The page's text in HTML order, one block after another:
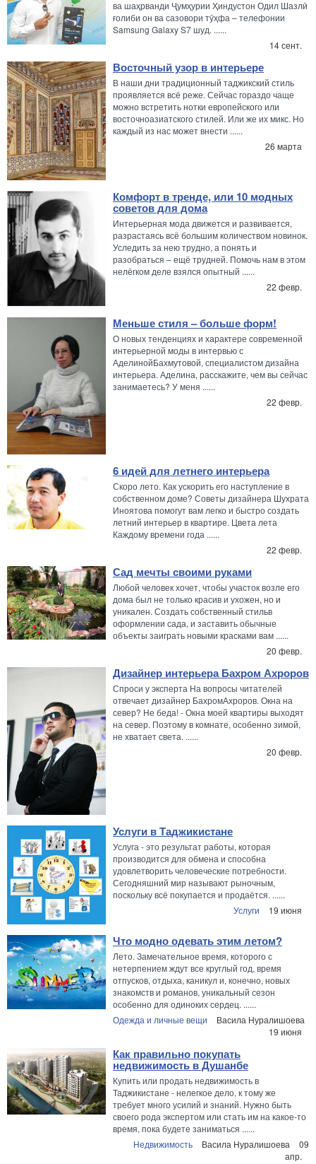
ва шаҳрванди Ҷумҳурии Ҳиндустон Одил Шазлӣ
ғолиби он ва сазовори тӯҳфа – телефонии
Samsung Galaxy S7 шуд. ......
14 сент.
Восточный узор в интерьере
В наши дни традиционный таджикский стиль
проявляется всё реже. Сейчас гораздо чаще
можно встретить нотки европейского или
восточноазиатского стилей. Или же их микс. Но
каждый из нас может внести ......
26 марта
Комфорт в тренде, или 10 модных
советов для дома
Интерьерная мода движется и развивается,
разрастаясь всё большим количеством новинок.
Уследить за нею трудно, а понять и
разобраться – ещё трудней. Помочь нам в этом
нелёгком деле взялся опытный ......
22 февр.
Меньше стиля – больше форм!
О новых тенденциях и характере современной
интерьерной моды в интервью с
АделинойБахмутовой, специалистом дизайна
интерьера. Аделина, расскажите, чем вы сейчас
занимаетесь? У меня ......
22 февр.
6 идей для летнего интерьера
Скоро лето. Как ускорить его наступление в
собственном доме? Советы дизайнера Шухрата
Иноятова помогут вам легко и быстро создать
летний интерьер в квартире. Цвета лета
Каждому времени года ......
22 февр.
Сад мечты своими руками
Любой человек хочет, чтобы участок возле его
дома был не только красив и ухожен, но и
уникален. Создать собственный стильв
оформлении сада, и заставить обычные
объекты заиграть новыми красками вам ......
20 февр.
Дизайнер интерьера Бахром Ахроров
Спроси у эксперта На вопросы читателей
отвечает дизайнер БахромАхроров. Окна на
север? Не беда! - Окна моей квартиры выходят
на север. Поэтому в комнате, особенно зимой,
не хватает света. ......
20 февр.
Услуги в Таджикистане
Услуга - это результат работы, которая
производится для обмена и способна
удовлетворить человеческие потребности.
Сегодняшний мир называют рыночным,
поскольку всё покупается и продаётся. ......
Услуги
19 июня
Что модно одевать этим летом?
Лето. Замечательное время, которого с
нетерпением ждут все круглый год, время
отпусков, отдыха, каникул и, конечно, новых
знакомств и романов, уникальный сезон
особенно для одиноких сердец. ......
Одежда и личные вещи
Васила Нуралишоева
19 июня
Как правильно покупать
недвижимость в Душанбе
Купить или продать недвижимость в
Таджикистане - нелегкое дело, к тому же
требует много усилий и знаний. Нужно быть
своего рода экспертом или стать им на какое-то
время, пока будете заниматься ......
Недвижимость
Васила Нуралишоева
09
апр.